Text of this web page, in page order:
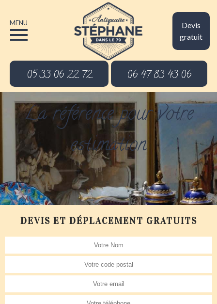
Devis
gratuit
MENU
05 33 06 22 72 06 47 83 43 06
La référence pour votre
estimation
DEVIS ET DÉPLACEMENT GRATUITS